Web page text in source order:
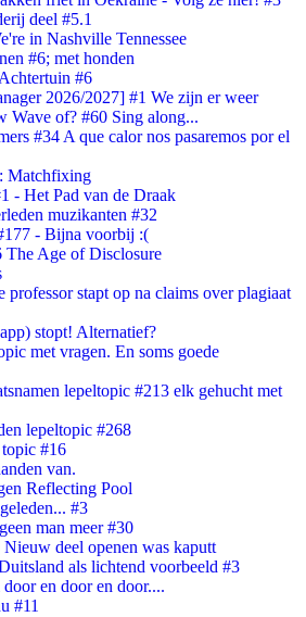
deel #5.1
in Nashville Tennessee
#6; met honden
#6
2026/2027] #1 We zijn er weer
Wave of? #60 Sing along...
#34 A que calor nos pasaremos por el
Matchfixing
- Het Pad van de Draak
muzikanten #32
- Bijna voorbij :(
Age of Disclosure
professor stapt op na claims over plagiaat
stopt! Alternatief?
met vragen. En soms goede
lepeltopic #213 elk gehucht met
lepeltopic #268
#16
van.
Reflecting Pool
#3
man meer #30
deel openen was kaputt
als lichtend voorbeeld #3
en door en door....
#11